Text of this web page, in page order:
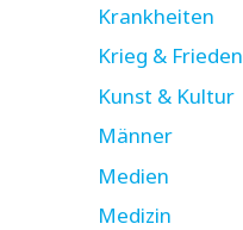
Krankheiten
Krieg & Frieden
Kunst & Kultur
Männer
Medien
Medizin